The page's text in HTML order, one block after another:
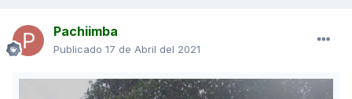
Pachiimba
Publicado 17 de Abril del 2021